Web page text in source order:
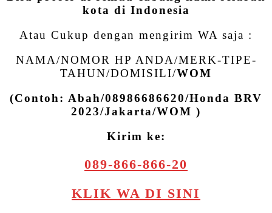
kota di Indonesia
Atau Cukup dengan mengirim WA saja :
NAMA/NOMOR HP ANDA/MERK-TIPE-
TAHUN/DOMISILI/WOM
(Contoh: Abah/08986686620/Honda BRV
2023/Jakarta/WOM )
Kirim ke:
089-866-866-20
KLIK WA DI SINI